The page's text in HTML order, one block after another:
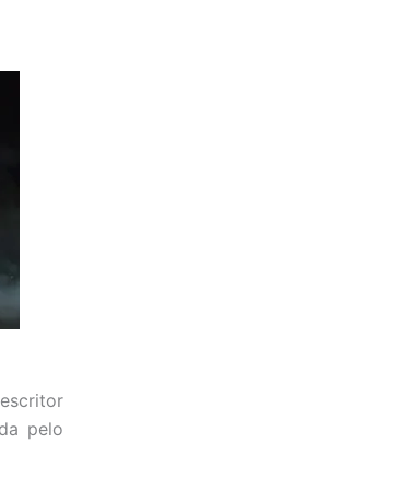
pelo